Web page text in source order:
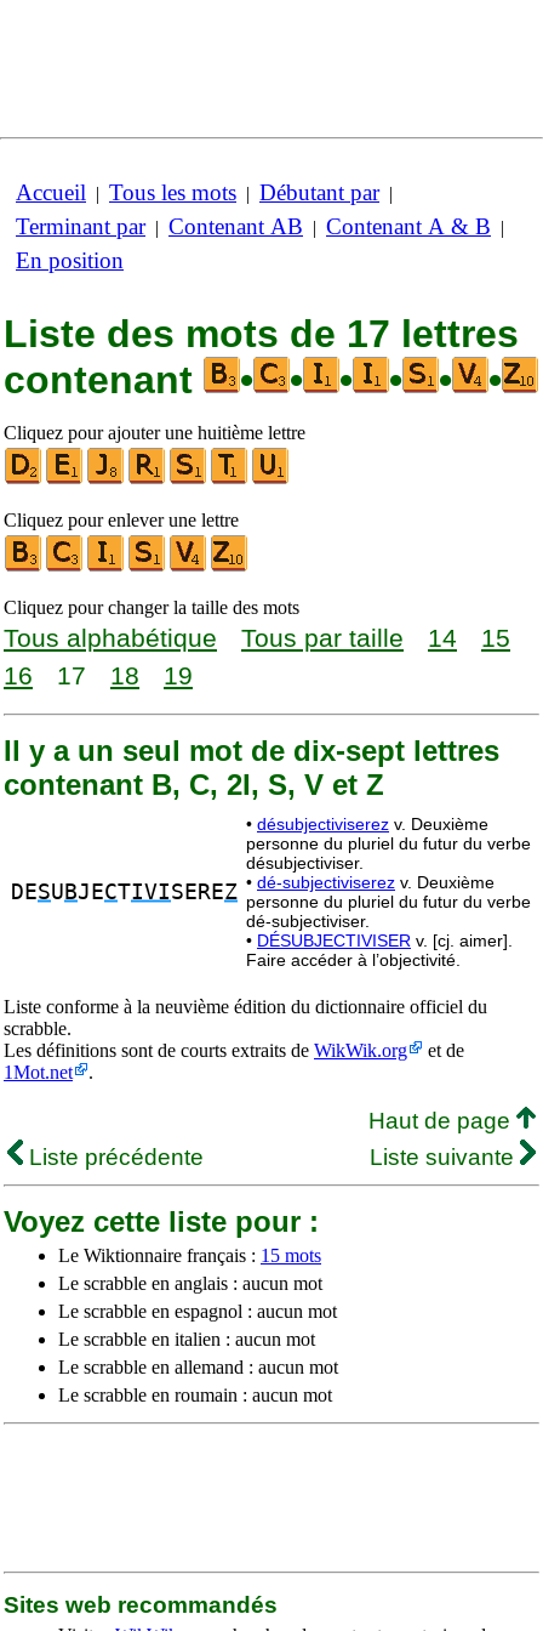
Accueil | Tous les mots | Débutant par|
Terminant par| Contenant AB | Contenant A & B |
En position
Liste des mots de 17 lettres
contenant
• • • • • •
Cliquez pour ajouter une huitième lettre
Cliquez pour enlever une lettre
Cliquez pour changer la taille des mots
Tous alphabétique Tous par taille 14
15
16
17 18 19
Il y a un seul mot de dix-sept lettres
contenant B, C, 2I, S, V et Z
DESU BJECTIVISEREZ
• désubjectiviserez v. Deuxième
personne du pluriel du futur du verbe
désubjectiviser.
• dé-subjectiviserez v. Deuxième
personne du pluriel du futur du verbe
dé-subjectiviser.
• DÉSUBJECTIVISER v. [cj. aimer].
Faire accéder à l’objectivité.
Liste conforme à la neuvième édition du dictionnaire officiel du
scrabble.
Les définitions sont de courts extraits de WikWik.org
et de
1Mot.net
.
Haut de page
Liste précédente
Liste suivante
Voyez cette liste pour :
Le Wiktionnaire français : 15 mots
Le scrabble en anglais : aucun mot
Le scrabble en espagnol : aucun mot
Le scrabble en italien : aucun mot
Le scrabble en allemand : aucun mot
Le scrabble en roumain : aucun mot
Sites web recommandés